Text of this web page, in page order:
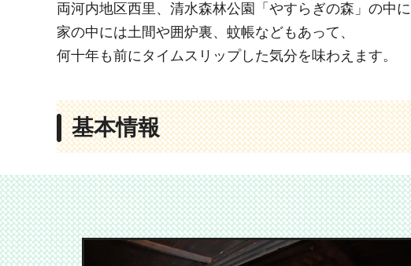
両河内地区西里、清水森林公園「やすらぎの森」の中
家の中には土間や囲炉裏、蚊帳などもあって、
何十年も前にタイムスリップした気分を味わえます。
基本情報